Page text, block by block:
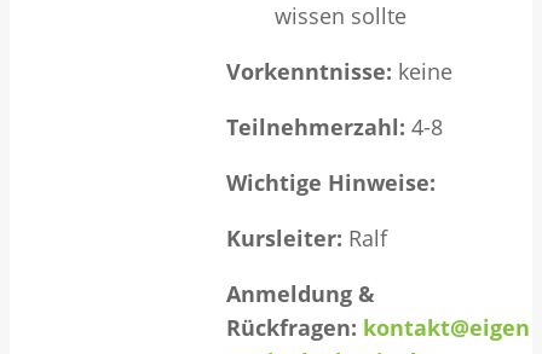
wissen sollte
Vorkenntnisse: keine
Teilnehmerzahl: 4-8
Wichtige Hinweise:
Kursleiter: Ralf
Anmeldung &
Rückfragen: kontakt@eigen